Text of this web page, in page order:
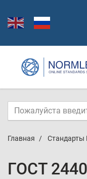
Главная Стандарты
ГОСТ